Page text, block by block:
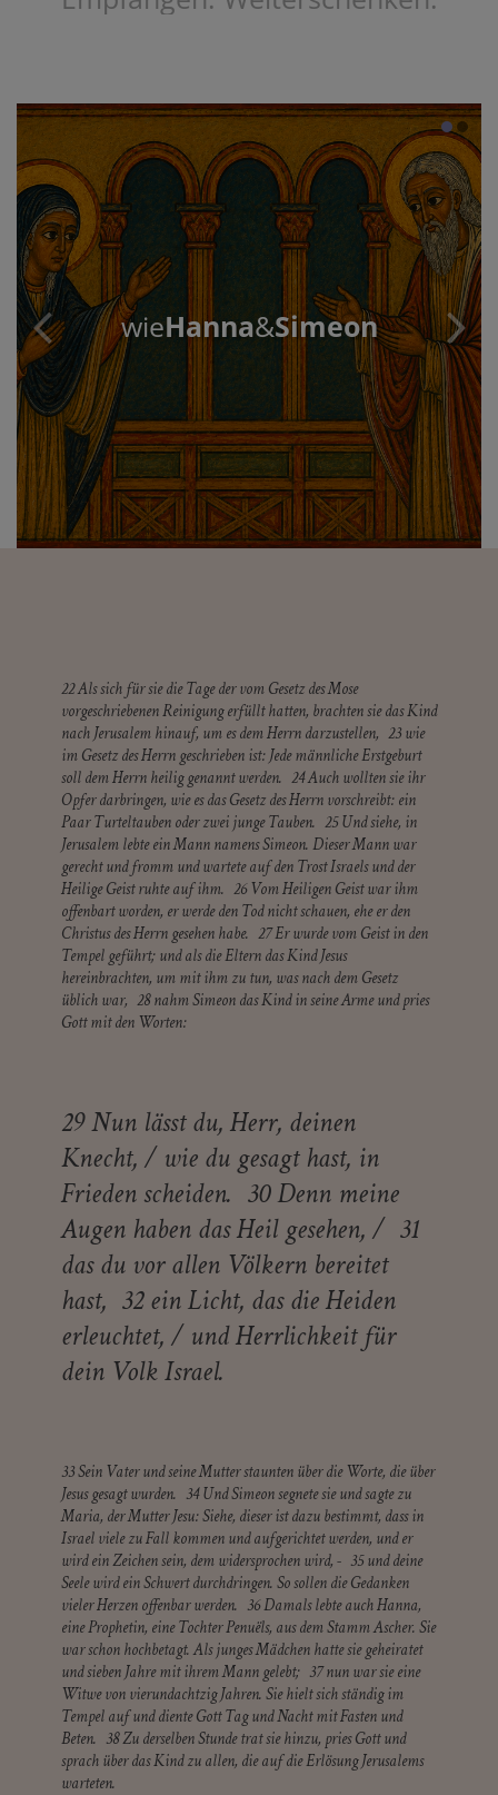
wieHanna&Simeon
22 Als sich für sie die Tage der vom Gesetz des Mose
vorgeschriebenen Reinigung erfüllt hatten, brachten sie das Kind
nach Jerusalem hinauf, um es dem Herrn darzustellen, 23 wie
im Gesetz des Herrn geschrieben ist: Jede männliche Erstgeburt
soll dem Herrn heilig genannt werden. 24 Auch wollten sie ihr
Opfer darbringen, wie es das Gesetz des Herrn vorschreibt: ein
Paar Turteltauben oder zwei junge Tauben. 25 Und siehe, in
Jerusalem lebte ein Mann namens Simeon. Dieser Mann war
gerecht und fromm und wartete auf den Trost Israels und der
Heilige Geist ruhte auf ihm. 26 Vom Heiligen Geist war ihm
offenbart worden, er werde den Tod nicht schauen, ehe er den
Christus des Herrn gesehen habe. 27 Er wurde vom Geist in den
Tempel geführt; und als die Eltern das Kind Jesus
hereinbrachten, um mit ihm zu tun, was nach dem Gesetz
üblich war, 28 nahm Simeon das Kind in seine Arme und pries
Gott mit den Worten:
29 Nun lässt du, Herr, deinen
Knecht, / wie du gesagt hast, in
Frieden scheiden. 30 Denn meine
Augen haben das Heil gesehen, / 31
das du vor allen Völkern bereitet
hast, 32 ein Licht, das die Heiden
erleuchtet, / und Herrlichkeit für
dein Volk Israel.
33 Sein Vater und seine Mutter staunten über die Worte, die über
Jesus gesagt wurden. 34 Und Simeon segnete sie und sagte zu
Maria, der Mutter Jesu: Siehe, dieser ist dazu bestimmt, dass in
Israel viele zu Fall kommen und aufgerichtet werden, und er
wird ein Zeichen sein, dem widersprochen wird, - 35 und deine
Seele wird ein Schwert durchdringen. So sollen die Gedanken
vieler Herzen offenbar werden. 36 Damals lebte auch Hanna,
eine Prophetin, eine Tochter Penuëls, aus dem Stamm Ascher. Sie
war schon hochbetagt. Als junges Mädchen hatte sie geheiratet
und sieben Jahre mit ihrem Mann gelebt; 37 nun war sie eine
Witwe von vierundachtzig Jahren. Sie hielt sich ständig im
Tempel auf und diente Gott Tag und Nacht mit Fasten und
Beten. 38 Zu derselben Stunde trat sie hinzu, pries Gott und
sprach über das Kind zu allen, die auf die Erlösung Jerusalems
warteten.